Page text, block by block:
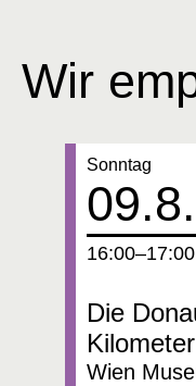
Wir
Die
Wien
Datum:
09.8.
Sonntag
um
16:00–17:00